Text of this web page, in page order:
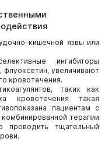
кишечной язвы или
ингибиторы
флуоксетин, увеличивают
кровотечения.
таких как
кровотечения такая
пациентам с
терапии
проводить тщательный